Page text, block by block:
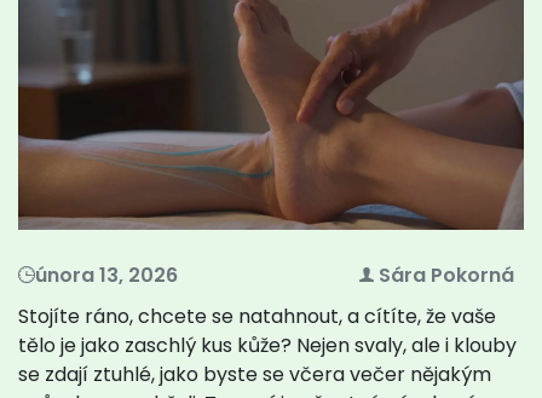
února 13, 2026
Sára Pokorná
Stojíte ráno, chcete se natahnout, a cítíte, že vaše
tělo je jako zaschlý kus kůže? Nejen svaly, ale i klouby
se zdají ztuhlé, jako byste se včera večer nějakým